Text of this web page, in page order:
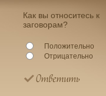
Как вы относитесь к
заговорам?
Положительно
Отрицательно